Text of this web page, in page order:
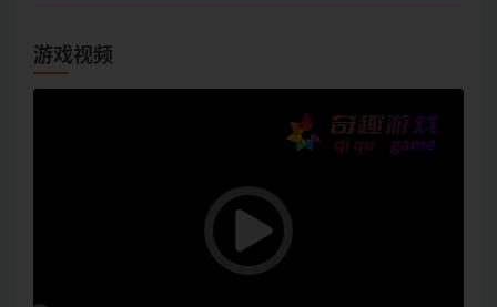
游戏视频